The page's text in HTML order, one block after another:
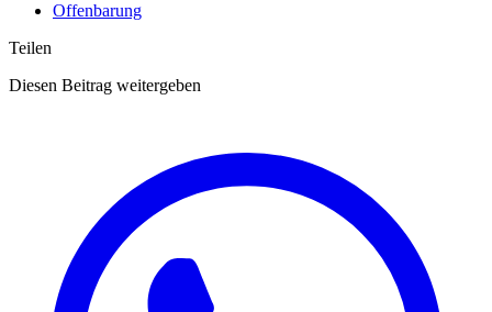
Offenbarung
Teilen
Diesen Beitrag weitergeben